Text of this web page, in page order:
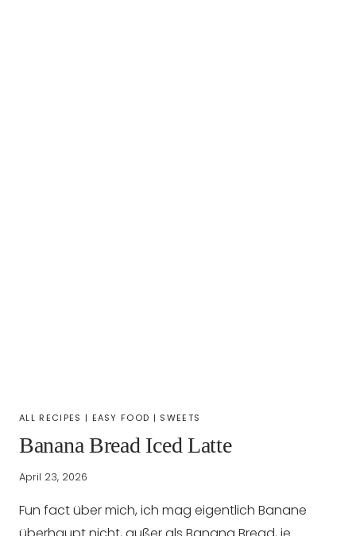
ALL RECIPES | EASY FOOD | SWEETS
Banana Bread Iced Latte
April 23, 2026
Fun fact über mich, ich mag eigentlich Banane